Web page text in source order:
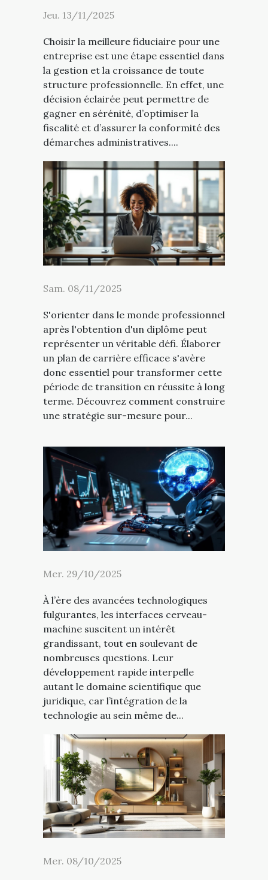
Jeu. 13/11/2025
Choisir la meilleure fiduciaire pour une
entreprise est une étape essentiel dans
la gestion et la croissance de toute
structure professionnelle. En effet, une
décision éclairée peut permettre de
gagner en sérénité, d’optimiser la
fiscalité et d’assurer la conformité des
démarches administratives....
Sam. 08/11/2025
S'orienter dans le monde professionnel
après l'obtention d'un diplôme peut
représenter un véritable défi. Élaborer
un plan de carrière efficace s'avère
donc essentiel pour transformer cette
période de transition en réussite à long
terme. Découvrez comment construire
une stratégie sur-mesure pour...
Mer. 29/10/2025
À l’ère des avancées technologiques
fulgurantes, les interfaces cerveau-
machine suscitent un intérêt
grandissant, tout en soulevant de
nombreuses questions. Leur
développement rapide interpelle
autant le domaine scientifique que
juridique, car l’intégration de la
technologie au sein même de...
Mer. 08/10/2025